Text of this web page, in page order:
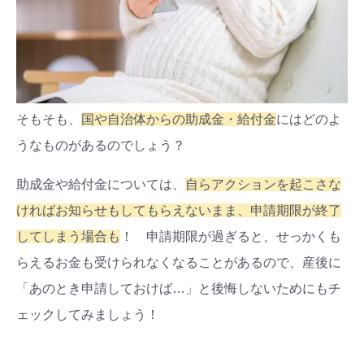
そもそも、 国や自治体からの助成金・給付金にはどのよ
うなものがあるのでしょう？
助成金や給付金については、
自らアクションを起こさな
ければお知らせもしてもらえないまま、申請期限が終了
してしまう場合も ！ 申請期限が過ぎると、せっかくも
らえるお金も受けられなくなることがあるので、産後に
「あのとき申請しておけば…」と後悔しないためにもチ
ェックしてみましょう！